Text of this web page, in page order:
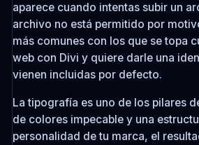
aparece cuando intentas subir un
archivo no está permitido por
más comunes con los que se topa
web con Divi y quiere darle una
vienen incluidas por defecto.
La tipografía es uno de los pilares
de colores impecable y una
personalidad de tu marca, el